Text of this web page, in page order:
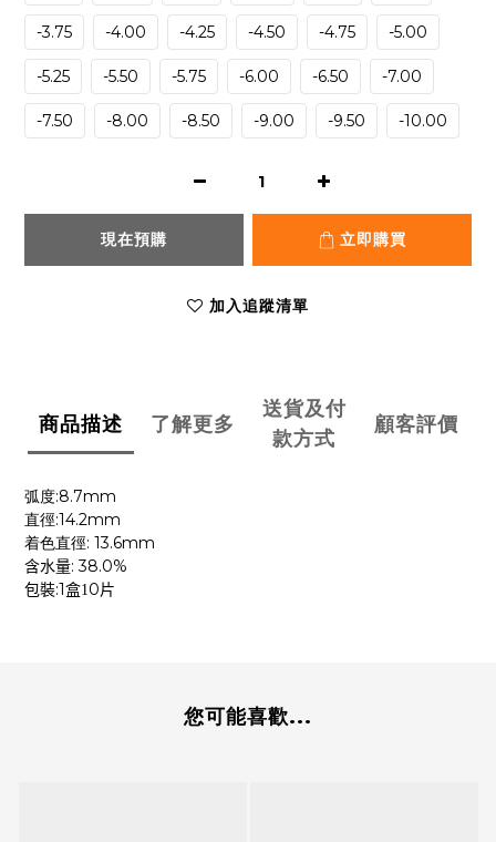
-3.75 -4.00 -4.25 -4.50 -4.75 -5.00
-5.25 -5.50 -5.75 -6.00 -6.50 -7.00
-7.50 -8.00 -8.50 -9.00 -9.50 -10.00
現在預購 立即購買
加入追蹤清單
商品描述 了解更多
送貨及付
款方式
顧客評價
弧度:8.7mm
直徑:14.2mm
着色直徑: 13.6mm
含水量: 38.0%
包裝:1 盒10片
您可能喜歡...